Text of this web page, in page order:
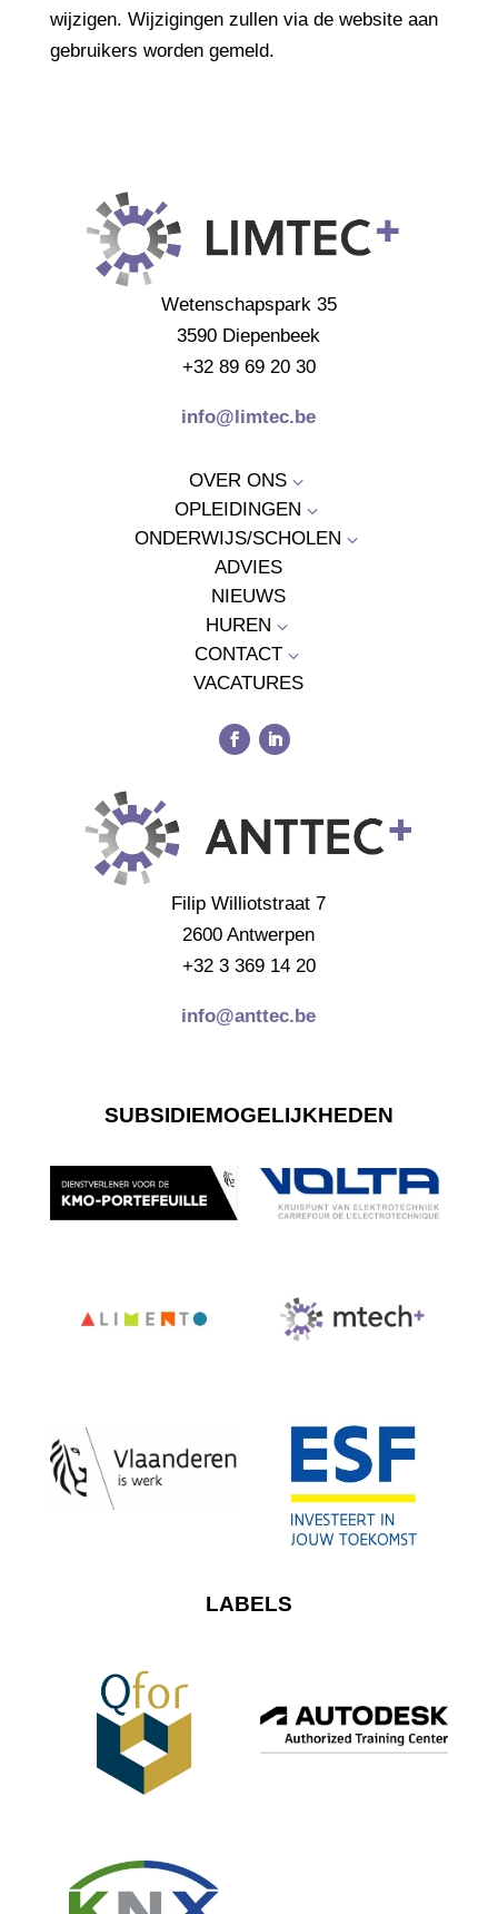
wijzigen. Wijzigingen zullen via de website aan
gebruikers worden gemeld.
Wetenschapspark 35
3590 Diepenbeek
+32 89 69 20 30
info@limtec.be
OVER ONS 3
OPLEIDINGEN 3
ONDERWIJS/SCHOLEN 3
ADVIES
NIEUWS
HUREN 3
CONTACT3
VACATURES
Filip Williotstraat 7
2600 Antwerpen
+32 3 369 14 20
info@anttec.be
SUBSIDIEMOGELIJKHEDEN
LABELS